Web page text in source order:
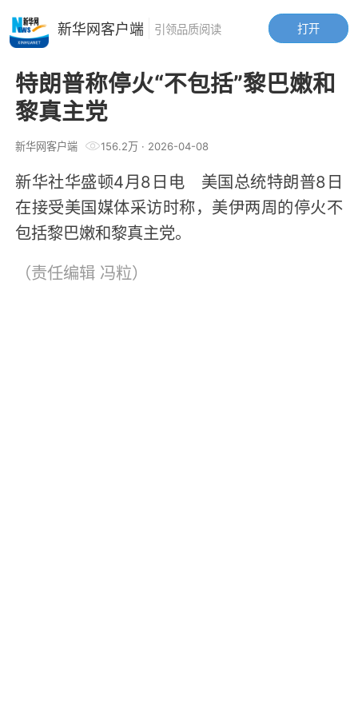
特朗普称停火“不包括”黎巴嫩和
黎真主党
新华网客户端 156.2万· 2026-04-08
新华社华盛顿4月8日电 美国总统特朗普8日
在接受美国媒体采访时称，美伊两周的停火不
包括黎巴嫩和黎真主党。
（责任编辑 冯粒）
打开
新华网客户端 引领品质阅读